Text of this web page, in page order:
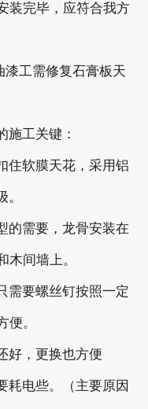
装完毕，应符合我方
漆工需修复石膏板天
施工关键：
住软膜天花，采用铝
的需要，龙骨安装在
间墙上。
需要螺丝钉按照一定
。
好，更换也方便
耗电些。（主要原因